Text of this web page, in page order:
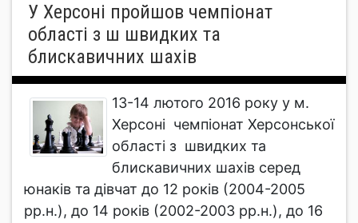
У Херсоні пройшов чемпіонат
області з ш швидких та
блискавичних шахів
13-14 лютого 2016 року у м.
Херсоні чемпіонат Херсонської
області з швидких та
блискавичних шахів серед
юнаків та дівчат до 12 років (2004-2005
рр.н.), до 14 років (2002-2003 рр.н.), до 16